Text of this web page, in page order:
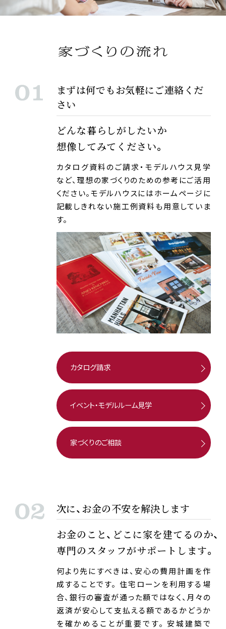
まずは何でもお気軽にご連絡くだ
さい
どんな暮らしがしたいか
想像してみてください。
カタログ資料のご請求・モデルハウス見学
など、理想の家づくりのための参考にご活用
ください。モデルハウスにはホームページに
記載しきれない施工例資料も用意していま
す。
カタログ請求
イベント・モデルルーム見学
家づくりのご相談
次に、お金の不安を解決します
お金のこと、どこに家を建てるのか、
専門のスタッフがサポートします。
何より先にすべきは、安心の費用計画を作
成することです。 住宅ローンを利用する場
合、銀行の審査が通った額ではなく、月々の
返済が安心して支払える額であるかどうか
を確かめることが重要です。 安城建築で